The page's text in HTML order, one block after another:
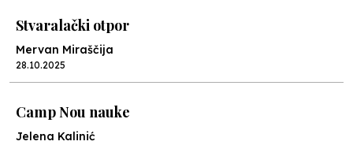
Stvaralački otpor
Mervan Miraščija
28.10.2025
Camp Nou nauke
Jelena Kalinić